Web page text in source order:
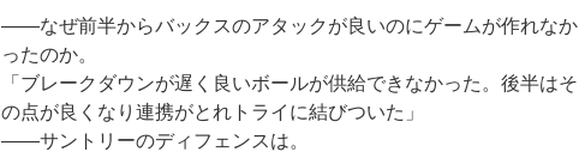
――なぜ前半からバックスのアタックが良いのにゲームが作れなか
ったのか。
「ブレークダウンが遅く良いボールが供給できなかった。後半はそ
の点が良くなり連携がとれトライに結びついた」
――サントリーのディフェンスは。